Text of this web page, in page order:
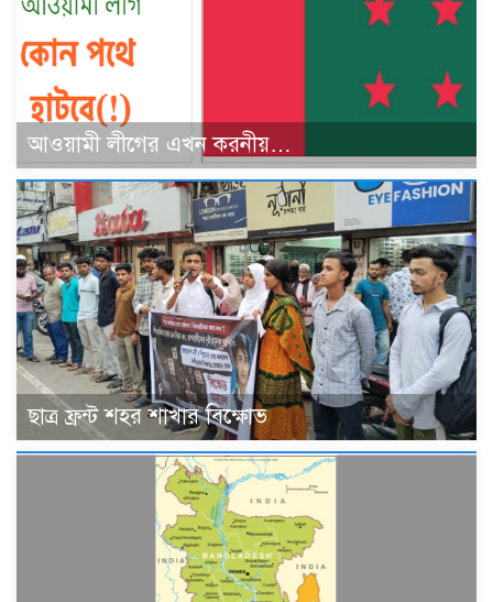
আওয়ামী লীগের এখন করনীয়…
ছাত্র ফ্রন্ট শহর শাখার বিক্ষোভ